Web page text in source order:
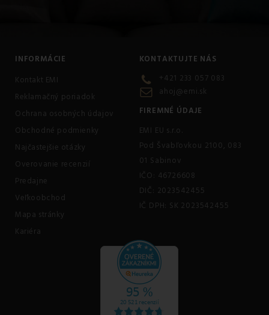
INFORMÁCIE
Kontakt EMI
Reklamačný poriadok
Ochrana osobných údajov
Obchodné podmienky
Najčastejšie otázky
Overovanie recenzií
Predajne
Veľkoobchod
Mapa stránky
Kariéra
KONTAKTUJTE NÁS
+421 233 057 083
ahoj@emi.sk
FIREMNÉ ÚDAJE
EMI EU s.r.o.
Pod Švabľovkou 2100, 083
01 Sabinov
IČO: 46726608
DIČ: 2023542455
IČ DPH: SK 2023542455